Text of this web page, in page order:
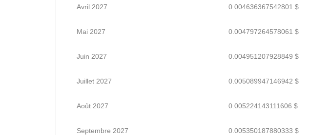
Avril 2027 0.004636367542801 $
Mai 2027 0.004797264578061 $
Juin 2027 0.004951207928849 $
Juillet 2027 0.005089947146942 $
Août 2027 0.005224143111606 $
Septembre 2027 0.005350187880333 $